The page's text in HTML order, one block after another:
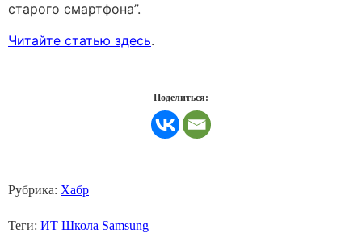
старого смартфона”.
Читайте статью здесь.
Поделиться:
Рубрика: Хабр
Теги: ИТ Школа Samsung